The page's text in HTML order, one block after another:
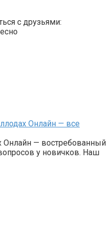
с друзьями:
Онлайн — все
— востребованный
у новичков. Наш